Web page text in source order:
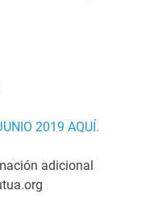
2019 AQUÍ.
adicional